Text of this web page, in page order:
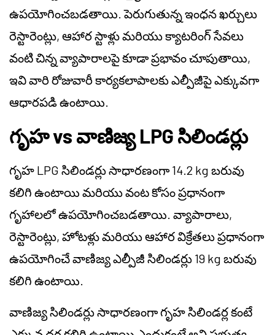
ఉపయోగించబడతాయి. పెరుగుతున్న ఇంధన ఖర్చులు
రెస్టారెంట్లు, ఆహార స్టాళ్లు మరియు క్యాటరింగ్ సేవలు
వంటి చిన్న వ్యాపారాలపై కూడా ప్రభావం చూపుతాయి,
ఇవి వారి రోజువారీ కార్యకలాపాలకు ఎల్పీజీపై ఎక్కువగా
ఆధారపడి ఉంటాయి.
గృహ vs వాణిజ్య LPG సిలిండర్లు
గృహ LPG సిలిండర్లు సాధారణంగా 14.2 kg బరువు
కలిగి ఉంటాయి మరియు వంట కోసం ప్రధానంగా
గృహాలలో ఉపయోగించబడతాయి. వ్యాపారాలు,
రెస్టారెంట్లు, హోటళ్లు మరియు ఆహార విక్రేతలు ప్రధానంగా
ఉపయోగించే వాణిజ్య ఎల్పీజీ సిలిండర్లు 19 kg బరువు
కలిగి ఉంటాయి.
వాణిజ్య సిలిండర్లు సాధారణంగా గృహ సిలిండర్ల కంటే